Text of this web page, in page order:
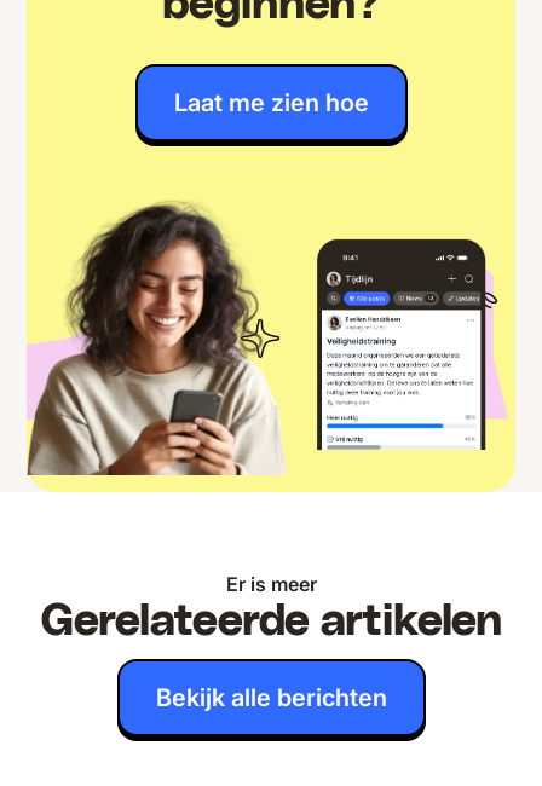
Laat me zien hoe
Er is meer
Gerelateerde artikelen
Bekijk alle berichten